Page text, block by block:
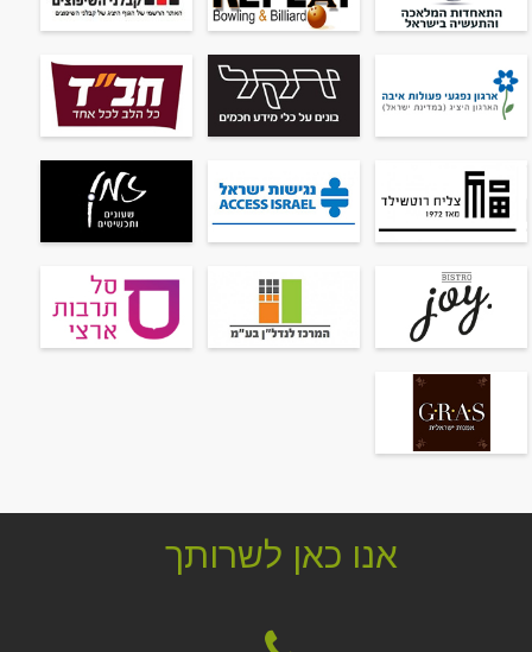
אנו כאן לשרותך